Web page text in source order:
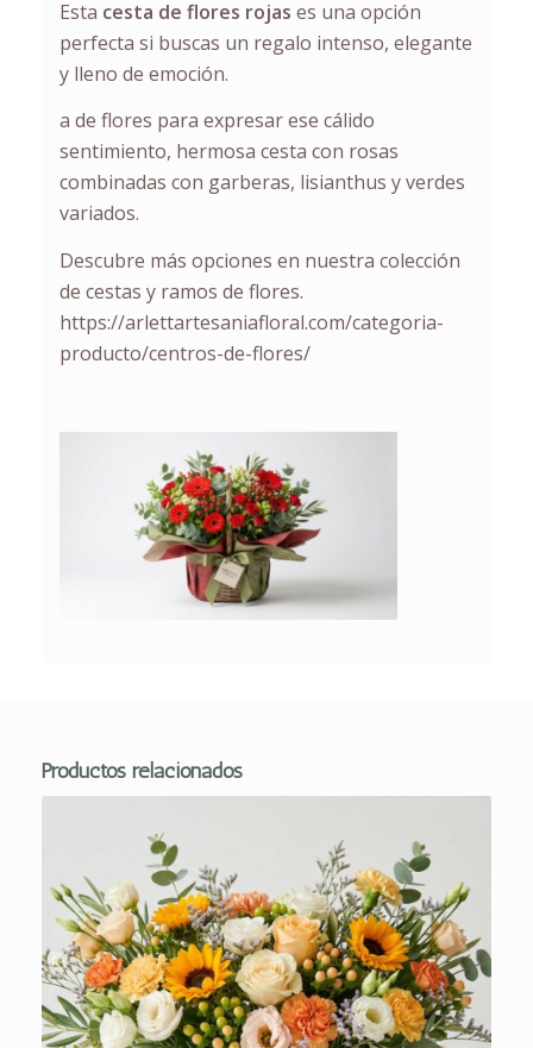
Esta cesta de flores rojas es una opción
perfecta si buscas un regalo intenso, elegante
y lleno de emoción.
a de flores para expresar ese cálido
sentimiento, hermosa cesta con rosas
combinadas con garberas, lisianthus y verdes
variados.
Descubre más opciones en nuestra colección
de cestas y ramos de flores.
https://arlettartesaniafloral.com/categoria-
producto/centros-de-flores/
Productos relacionados